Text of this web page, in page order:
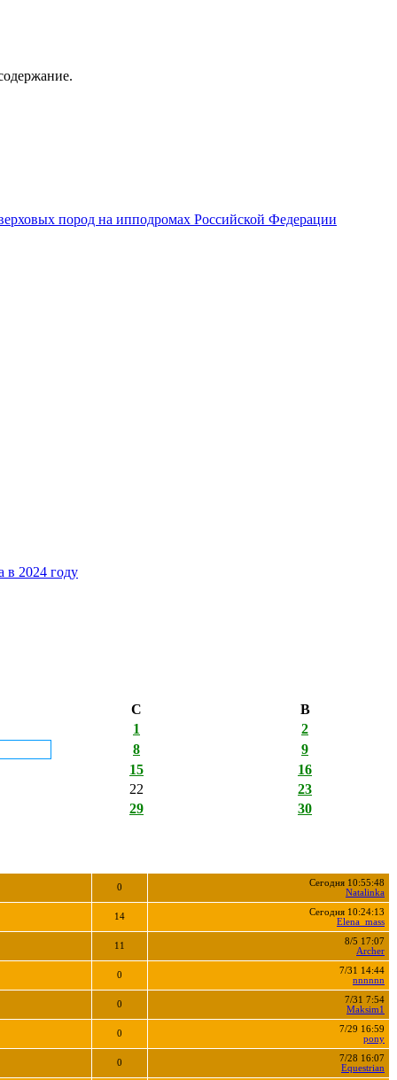
пород на ипподромах Российской Федерации
2024 году
С
В
1
2
8
9
15
16
22
23
29
30
0
Сегодня 10:55:48
Natalinka
14
Сегодня 10:24:13
Elena_mass
11
8/5 17:07
Archer
0
7/31 14:44
nnnnnn
0
7/31 7:54
Maksim1
0
7/29 16:59
pony
0
7/28 16:07
Equestrian